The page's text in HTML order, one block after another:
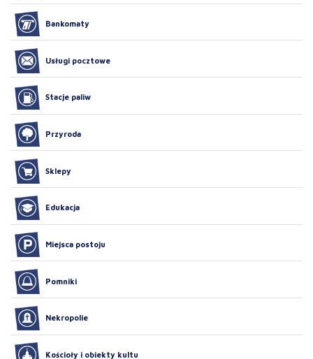
Bankomaty
Usługi pocztowe
Stacje paliw
Przyroda
Sklepy
Edukacja
Miejsca postoju
Pomniki
Nekropolie
Kościoły i obiekty kultu